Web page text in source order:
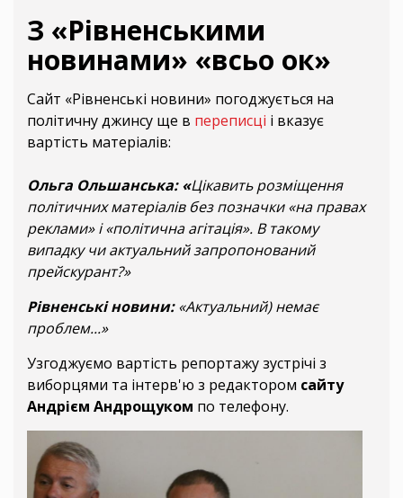
З «Рівненськими
новинами» «всьо ок»
Сайт «Рівненські новини» погоджується на
політичну джинсу ще в переписці і вказує
вартість матеріалів:
Ольга Ольшанська: «Цікавить розміщення
політичних матеріалів без позначки «на правах
реклами» і «політична агітація». В такому
випадку чи актуальний запропонований
прейскурант?»
Рівненські новини:«Актуальний) немає
проблем...»
Узгоджуємо вартість репортажу зустрічі з
виборцями та інтерв'ю з редактором сайту
Андрієм Андрощуком по телефону.